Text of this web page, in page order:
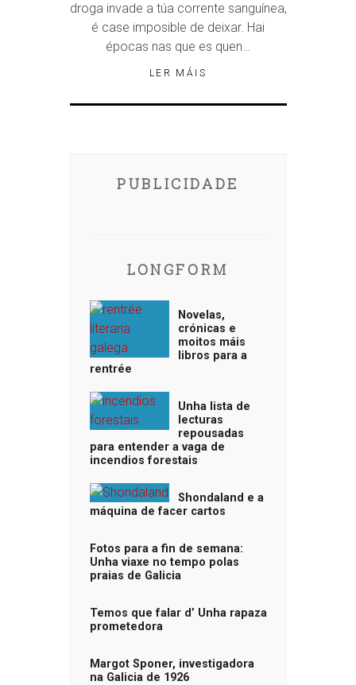
droga invade a túa corrente sanguínea,
é case imposible de deixar. Hai
épocas nas que es quen…
LER MÁIS
PUBLICIDADE
LONGFORM
Novelas,
crónicas e
moitos máis
libros para a
rentrée
Unha lista de
lecturas
repousadas
para entender a vaga de
incendios forestais
Shondaland e a
máquina de facer cartos
Fotos para a fin de semana:
Unha viaxe no tempo polas
praias de Galicia
Temos que falar d’ Unha rapaza
prometedora
Margot Sponer, investigadora
na Galicia de 1926